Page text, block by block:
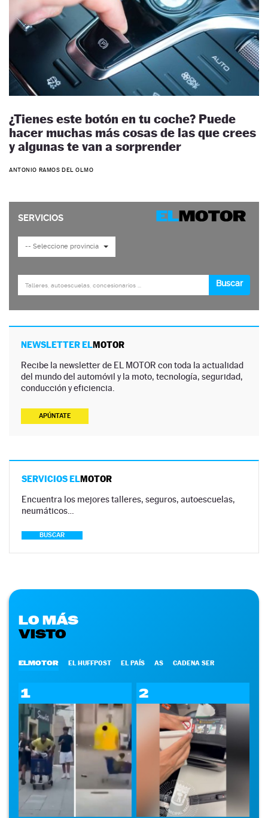
¿Tienes este botón en tu coche? Puede
hacer muchas más cosas de las que crees
y algunas te van a sorprender
ANTONIO RAMOS DEL OLMO
NEWSLETTER ELMOTOR
Recibe la newsletter de EL MOTOR con toda la actualidad
del mundo del automóvil y la moto, tecnología, seguridad,
conducción y eficiencia.
APÚNTATE
SERVICIOS ELMOTOR
Encuentra los mejores talleres, seguros, autoescuelas,
neumáticos…
BUSCAR
LO MÁS
VISTO
ELMOTOR EL HUFFPOST EL PAÍS AS CADENA SER
1 2